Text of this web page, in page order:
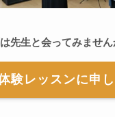
先生と会ってみませ
験レッスンに申